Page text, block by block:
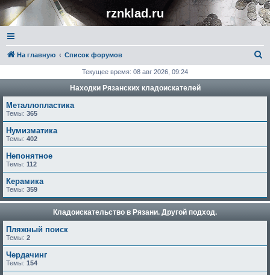
rznklad.ru
На главную Список форумов
с
Текущее время: 08 авг 2026, 09:24
Находки Рязанских кладоискателей
Металлопластика
Темы: 365
Нумизматика
Темы: 402
Непонятное
Темы: 112
Керамика
Темы: 359
Кладоискательство в Рязани. Другой подход.
Пляжный поиск
Темы: 2
Чердачинг
Темы: 154